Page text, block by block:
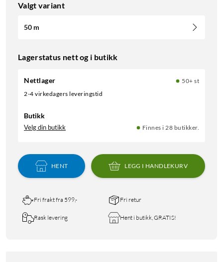
Valgt variant
50 m
Lagerstatus nett og i butikk
Nettlager
50+ st
2-4 virkedagers leveringstid
Butikk
Velg din butikk Finnes i 28 butikker.
HENT LEGG I HANDLEKURV
Fri frakt fra 599,- Fri retur
Rask levering Hent i butikk, GRATIS!